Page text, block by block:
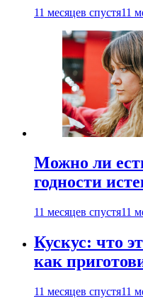
11 месяцев спустя11
Можно ли
годности
11 месяцев спустя11
Кускус: что
как
11 месяцев спустя11